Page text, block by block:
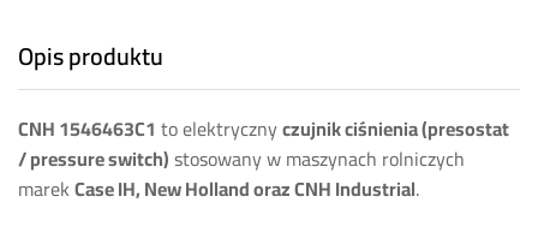
Opis produktu
CNH 1546463C1 to elektrycznyczujnik ciśnienia (presostat
/ pressure switch)stosowany w maszynach rolniczych
marekCase IH, New Holland oraz CNH Industrial.